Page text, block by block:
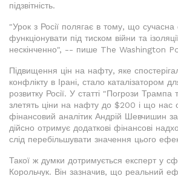
підзвітність.
"Урок з Росії полягає в тому, що
функціонувати під тиском війни та
нескінченно", -- пише The Washington
Підвищення цін на нафту, яке
конфлікту в Ірані, стало каталізатором
розвитку Росії. У статті "Погрози Трампа
злетять ціни на нафту до $200 і що нас
фінансовий аналітик Андрій Шевчишин
дійсно отримує додаткові фінансові
слід перебільшувати значення цього
Такої ж думки дотримується експерт у
Корольчук. Він зазначив, що реальний